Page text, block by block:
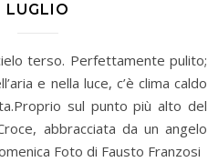
LUGLIO
terso. Perfettamente pulito;
e nella luce, c’è clima caldo
sul punto più alto del
abbracciata da un angelo
Foto di Fausto Franzosi